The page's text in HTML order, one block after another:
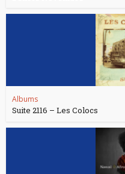
Albums
Suite 2116 – Les Colocs